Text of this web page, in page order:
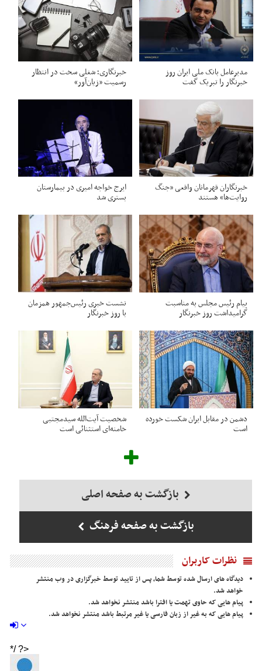
مدیرعامل بانک ملی ایران روز
خبرنگار را تبریک گفت
خبرنگاری؛ شغلی سخت در انتظار
رسمیت «زیان‌آور»
خبرنگاران قهرمانان واقعی «جنگ
روایت‌ها» هستند
ایرج خواجه امیری در بیمارستان
بستری شد
پیام رئیس مجلس به مناسبت
گرامیداشت روز خبرنگار
نشست خبری رئیس‌جمهور همزمان
با روز خبرنگار
دشمن در مقابل ایران شکست خورده
است
شخصیت آیت‌الله سیدمجتبی
خامنه‌ای استثنائی است
بازگشت به صفحه اصلی
بازگشت به صفحه فرهنگ
نظرات کاربران
دیدگاه های ارسال شده توسط شما، پس از تایید توسط خبرگزاری در وب منتشر
خواهد شد.
پیام هایی که حاوی تهمت یا افترا باشد منتشر نخواهد شد.
پیام هایی که به غیر از زبان فارسی یا غیر مرتبط باشد منتشر نخواهد شد.